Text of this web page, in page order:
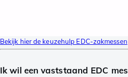
Bekijk hier de keuzehulp EDC-zakmessen
Ik wil een vaststaand EDC mes